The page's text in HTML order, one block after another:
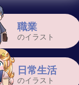
職業
のイラスト
日常生活
のイラスト